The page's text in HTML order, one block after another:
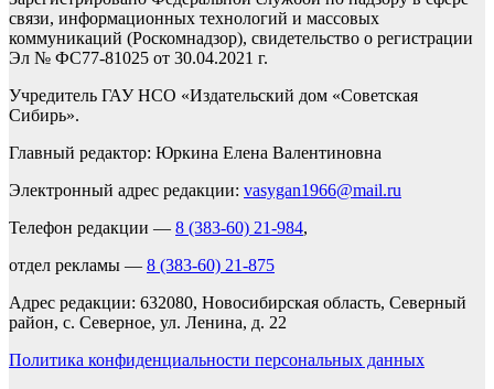
связи, информационных технологий и массовых
коммуникаций (Роскомнадзор), свидетельство о регистрации
Эл № ФС77-81025 от 30.04.2021 г.
Учредитель ГАУ НСО «Издательский дом «Советская
Сибирь».
Главный редактор: Юркина Елена Валентиновна
Электронный адрес редакции: vasygan1966@mail.ru
Телефон редакции — 8 (383-60) 21-984,
отдел рекламы — 8 (383-60) 21-875
Адрес редакции: 632080, Новосибирская область, Северный
район, с. Северное, ул. Ленина, д. 22
Политика конфиденциальности персональных данных